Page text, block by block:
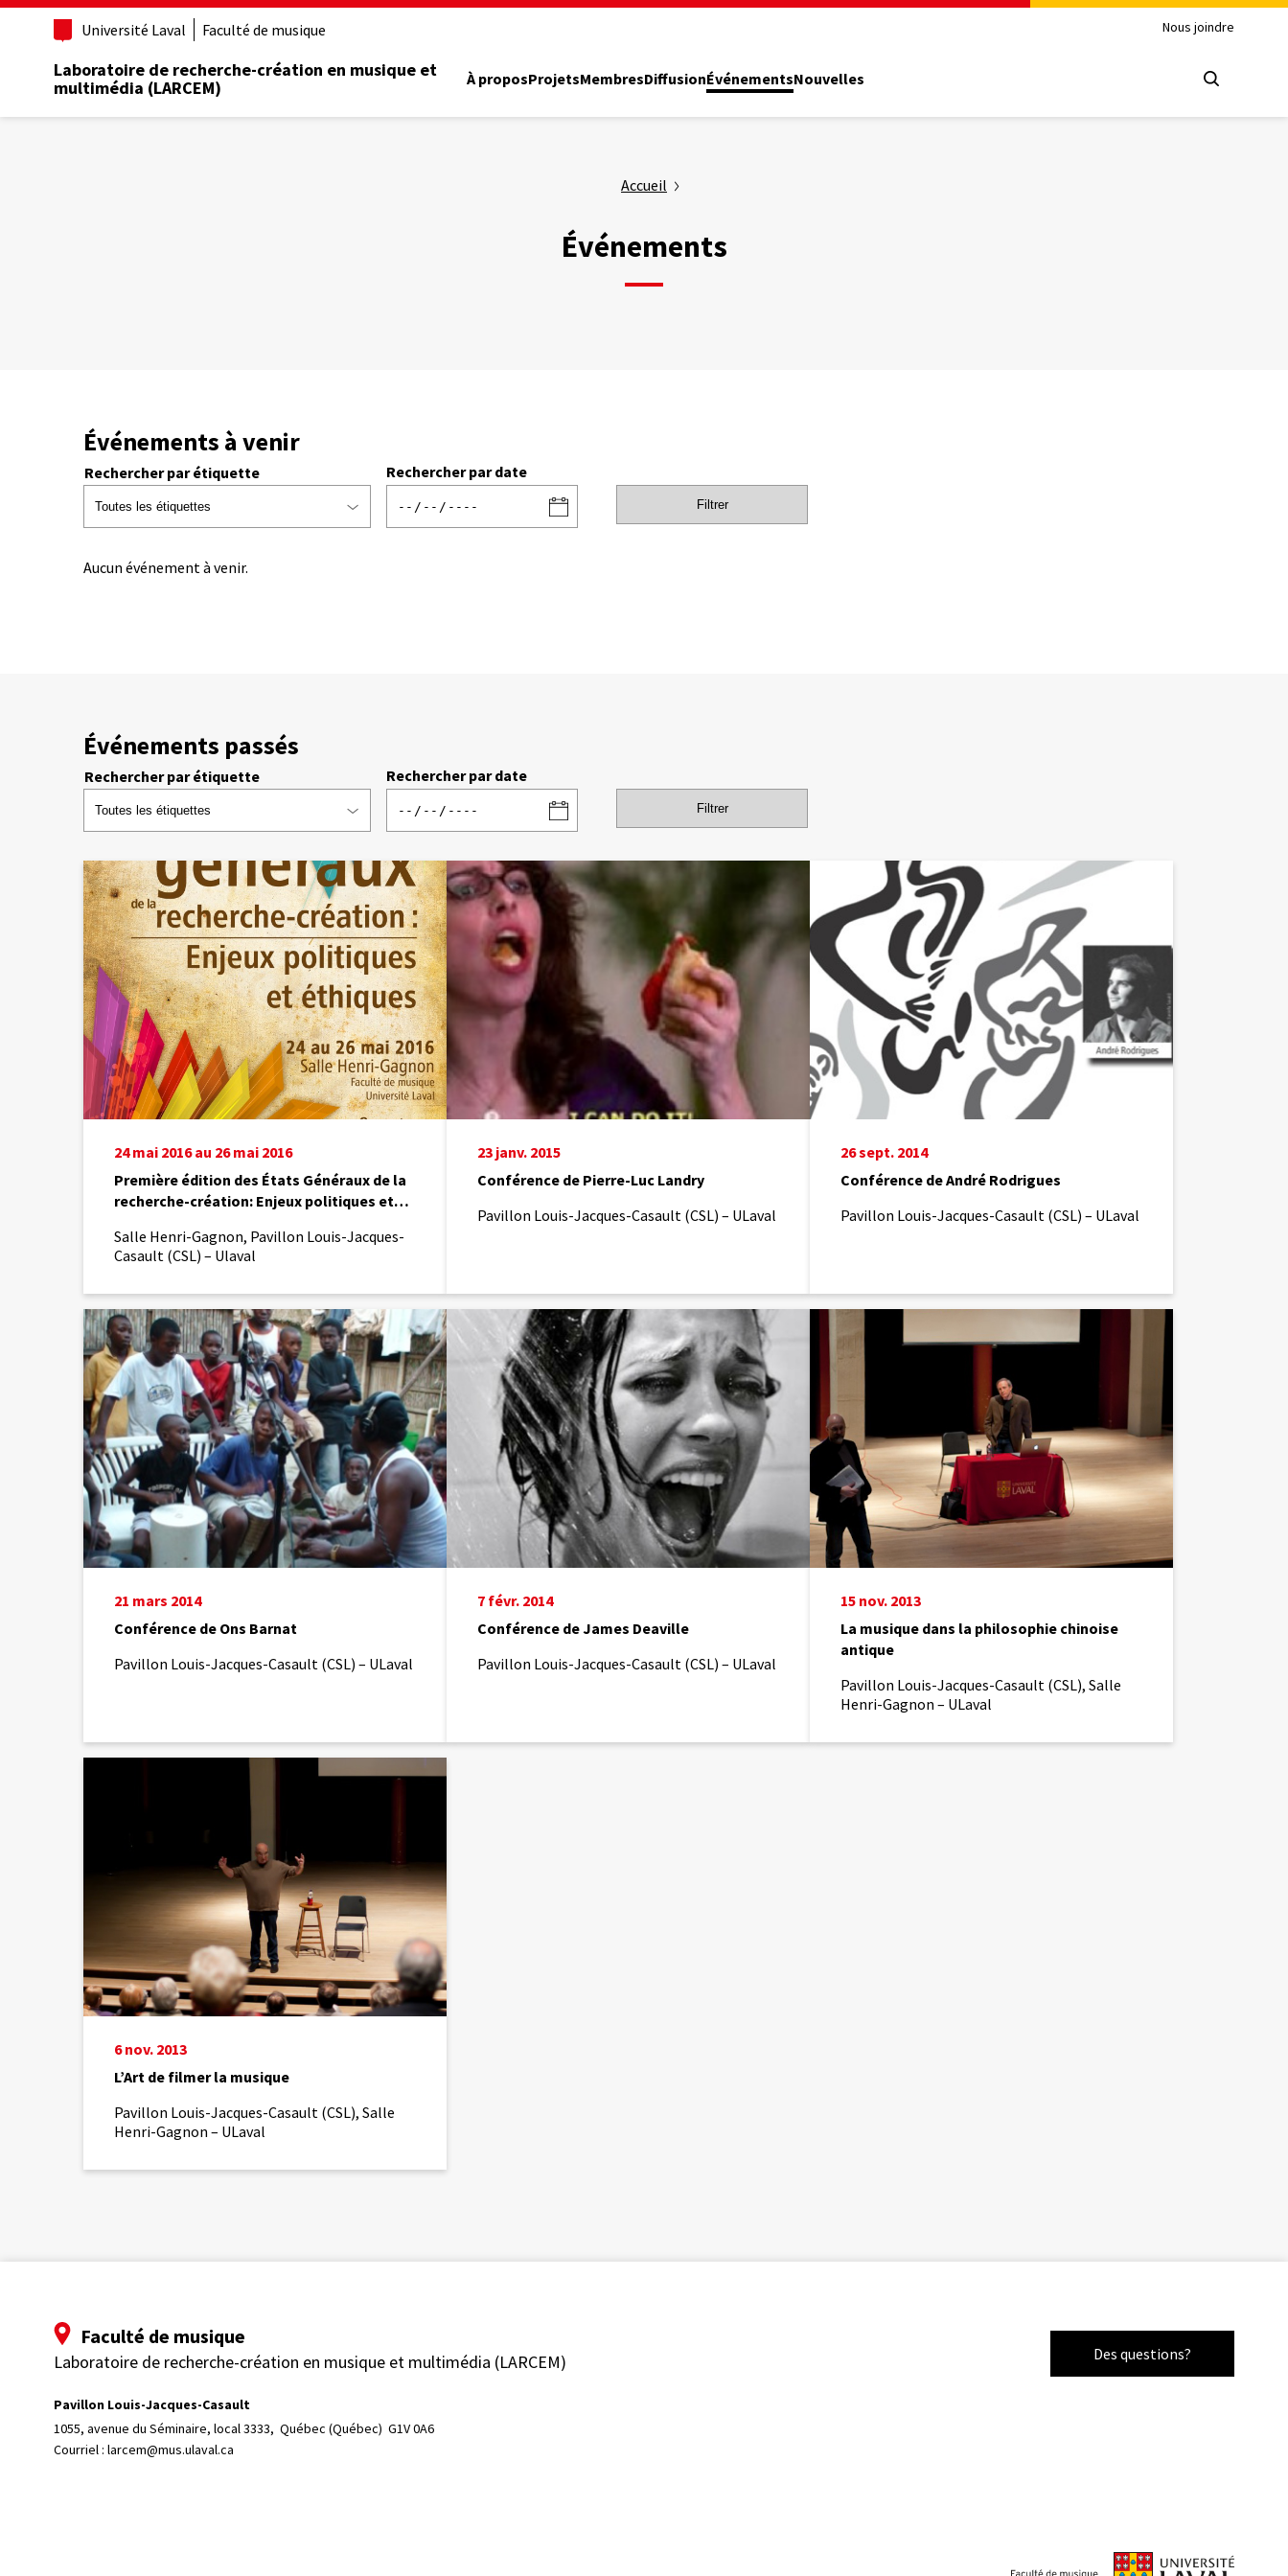
Aller
principal
Université Laval Faculté de musique Nous joindre
Laboratoire de recherche-création en musique et
multimédia (LARCEM)
À proposProjetsMembresDiffusionÉvénementsNouvelles
Accueil
Événements
Événements à venir
Rechercher par étiquette Rechercher par date
Filtrer
Aucun événement à venir.
Événements passés
Rechercher par étiquette Rechercher par date
Filtrer
Première édition des États Généraux de la
recherche-création: Enjeux politiques et
24 mai 2016 au 26 mai 2016
Salle Henri-Gagnon, Pavillon Louis-Jacques-
Casault (CSL) – Ulaval
Première
édition
des
États
Généraux
de
la
recherche-
création:
Enjeux
politiques
et
éthiques
Conférence de Pierre-Luc Landry
23 janv. 2015
Pavillon Louis-Jacques-Casault (CSL) – ULaval
Conférence
de
Pierre-
Luc
Landry
Conférence de André Rodrigues
26 sept. 2014
Pavillon Louis-Jacques-Casault (CSL) – ULaval
Conférence de
Rodrigues
Conférence de Ons Barnat
21 mars 2014
Pavillon Louis-Jacques-Casault (CSL) – ULaval
Conférence de Ons
Barnat
Conférence de James Deaville
7 févr. 2014
Pavillon Louis-Jacques-Casault (CSL) – ULaval
Conférence
de James
Deaville
La musique dans la philosophie chinoise
antique
15 nov. 2013
Pavillon Louis-Jacques-Casault (CSL), Salle
Henri-Gagnon – ULaval
musique
dans
chinoise
antique
L’Art de filmer la musique
6 nov. 2013
Pavillon Louis-Jacques-Casault (CSL), Salle
Henri-Gagnon – ULaval
musique
Faculté de musique
Laboratoire de recherche-création en musique et multimédia (LARCEM)
Pavillon Louis-Jacques-Casault
1055, avenue du Séminaire, local 3333, Québec (Québec)  G1V 0A6
Courriel : larcem@mus.ulaval.ca
Des questions?